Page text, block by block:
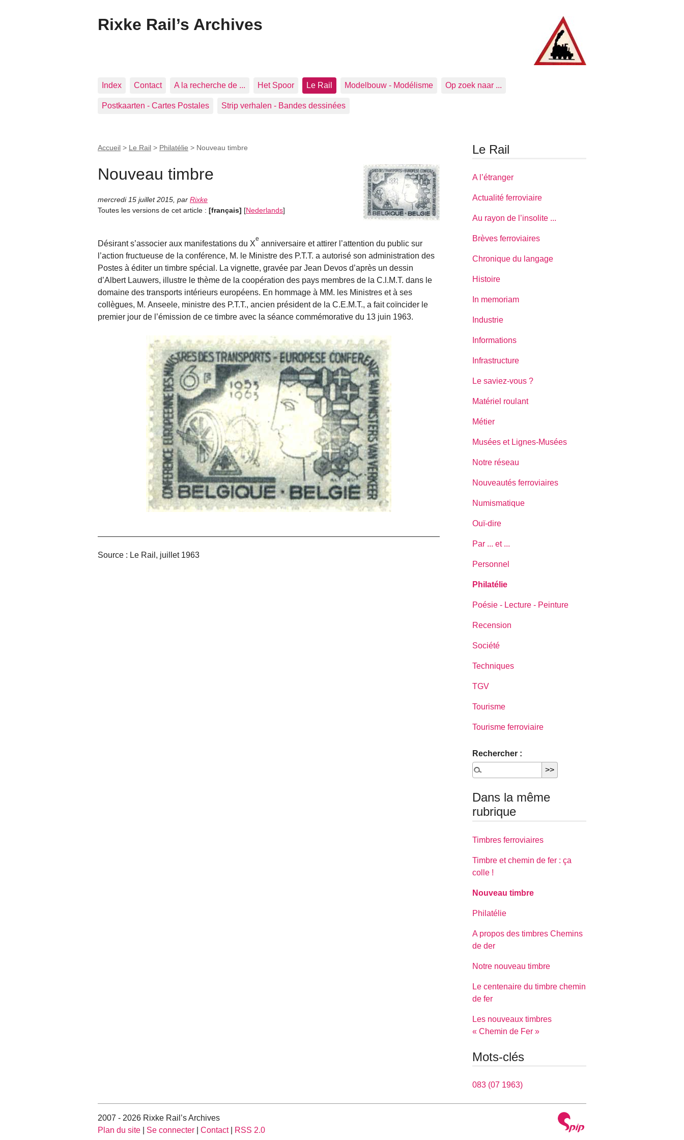
Rixke Rail’s Archives
Index Contact A la recherche de ... Het Spoor Le Rail Modelbouw - Modélisme Op zoek naar ...
Postkaarten - Cartes Postales Strip verhalen - Bandes dessinées
Accueil > Le Rail > Philatélie > Nouveau timbre
Nouveau timbre
mercredi 15 juillet 2015 par Rixke
Toutes les versions de cet article : [français] [Nederlands]
Désirant s’associer aux manifestations du X
e
anniversaire et attirer l’attention du public sur
l’action fructueuse de la conférence, M. le Ministre des P.T.T. a autorisé son administration des
Postes à éditer un timbre spécial. La vignette, gravée par Jean Devos d’après un dessin
d’Albert Lauwers, illustre le thème de la coopération des pays membres de la C.l.M.T. dans le
domaine des transports intérieurs européens. En hommage à MM. les Ministres et à ses
collègues, M. Anseele, ministre des P.T.T., ancien président de la C.E.M.T., a fait coïncider le
premier jour de l’émission de ce timbre avec la séance commémorative du 13 juin 1963.
Source : Le Rail, juillet 1963
Le Rail
A l’étranger
Actualité ferroviaire
Au rayon de l’insolite ...
Brèves ferroviaires
Chronique du langage
Histoire
In memoriam
Industrie
Informations
Infrastructure
Le saviez-vous ?
Matériel roulant
Métier
Musées et Lignes-Musées
Notre réseau
Nouveautés ferroviaires
Numismatique
Ouï-dire
Par ... et ...
Personnel
Philatélie
Poésie - Lecture - Peinture
Recension
Société
Techniques
TGV
Tourisme
Tourisme ferroviaire
Rechercher :
Dans la même
rubrique
Timbres ferroviaires
Timbre et chemin de fer : ça
colle !
Nouveau timbre
Philatélie
A propos des timbres Chemins
de der
Notre nouveau timbre
Le centenaire du timbre chemin
de fer
Les nouveaux timbres
« Chemin de Fer »
Mots-clés
083 (07 1963)
2007 - 2026 Rixke Rail’s Archives
Plan du site
Se connecter Contact| RSS 2.0